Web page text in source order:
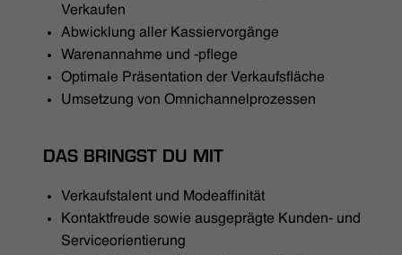
Verkaufen
Abwicklung aller Kassiervorgänge
Warenannahme und -pflege
Optimale Präsentation der Verkaufsfläche
Umsetzung von Omnichannelprozessen
DAS BRINGST DU MIT
Verkaufstalent und Modeaffinität
Kontaktfreude sowie ausgeprägte Kunden- und
Serviceorientierung